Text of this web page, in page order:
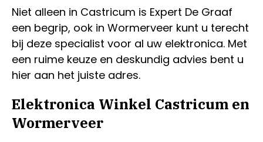
Niet alleen in Castricum is Expert De Graaf
een begrip, ook in Wormerveer kunt u terecht
bij deze specialist voor al uw elektronica. Met
een ruime keuze en deskundig advies bent u
hier aan het juiste adres.
Elektronica Winkel Castricum en
Wormerveer